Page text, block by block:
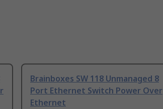
Brainboxes SW 118 Unmanaged 8
Port Ethernet Switch Power Over
Ethernet